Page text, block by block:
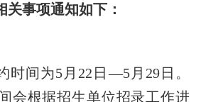
关事项通知如下：
时间为5 月 22 日—5月 29日。
会根据招生单位招录工作进